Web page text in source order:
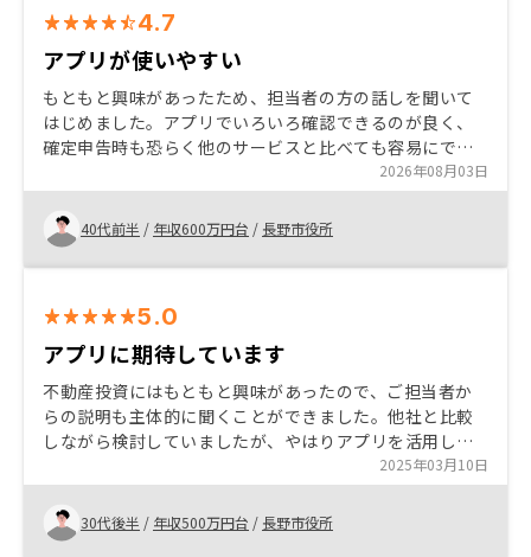
4.7
アプリが使いやすい
もともと興味があったため、担当者の方の話しを聞いて
はじめました。アプリでいろいろ確認できるのが良く、
確定申告時も恐らく他のサービスと比べても容易にでき
たのではないかと思います。難しいところだとは思いま
すが、契約してから管理費や修繕積立金がすぐに値上が
ったのは残念でした。
2026年08月03日
40代前半 / 年収600万円台 / 長野市役所
5.0
アプリに期待しています
不動産投資にはもともと興味があったので、ご担当者か
らの説明も主体的に聞くことができました。他社と比較
しながら検討していましたが、やはりアプリを活用して
さまざまな手続きがまとめてできる点に魅力を感じまし
た。
2025年03月10日
30代後半 / 年収500万円台 / 長野市役所